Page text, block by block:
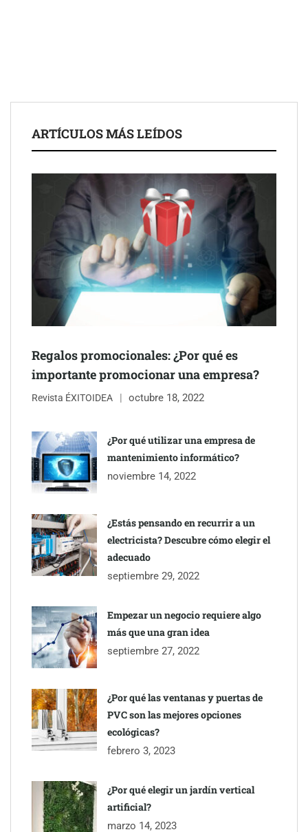
NOVA: innovación y diseño que transforman espacios de la
mano de Tormo Franquicias
impermeabilización de las viviendas antes de las vacaciones
Servimudanzas supera las 3.000 reseñas con 4,8 estrellas en
mudanzas en Barcelona
ARTÍCULOS MÁS LEÍDOS
Regalos promocionales: ¿Por qué es
importante promocionar una empresa?
Revista ÉXITOIDEA octubre 18, 2022
¿Por qué utilizar una empresa de
mantenimiento informático?
noviembre 14, 2022
¿Estás pensando en recurrir a un
electricista? Descubre cómo elegir el
adecuado
septiembre 29, 2022
Empezar un negocio requiere algo
más que una gran idea
septiembre 27, 2022
¿Por qué las ventanas y puertas de
PVC son las mejores opciones
ecológicas?
febrero 3, 2023
¿Por qué elegir un jardín vertical
artificial?
marzo 14, 2023